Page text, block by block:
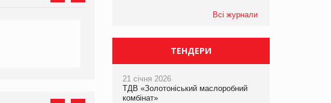
Всі журнали
ТЕНДЕРИ
21 січня 2026
ТДВ «Золотоніський маслоробний
комбінат»